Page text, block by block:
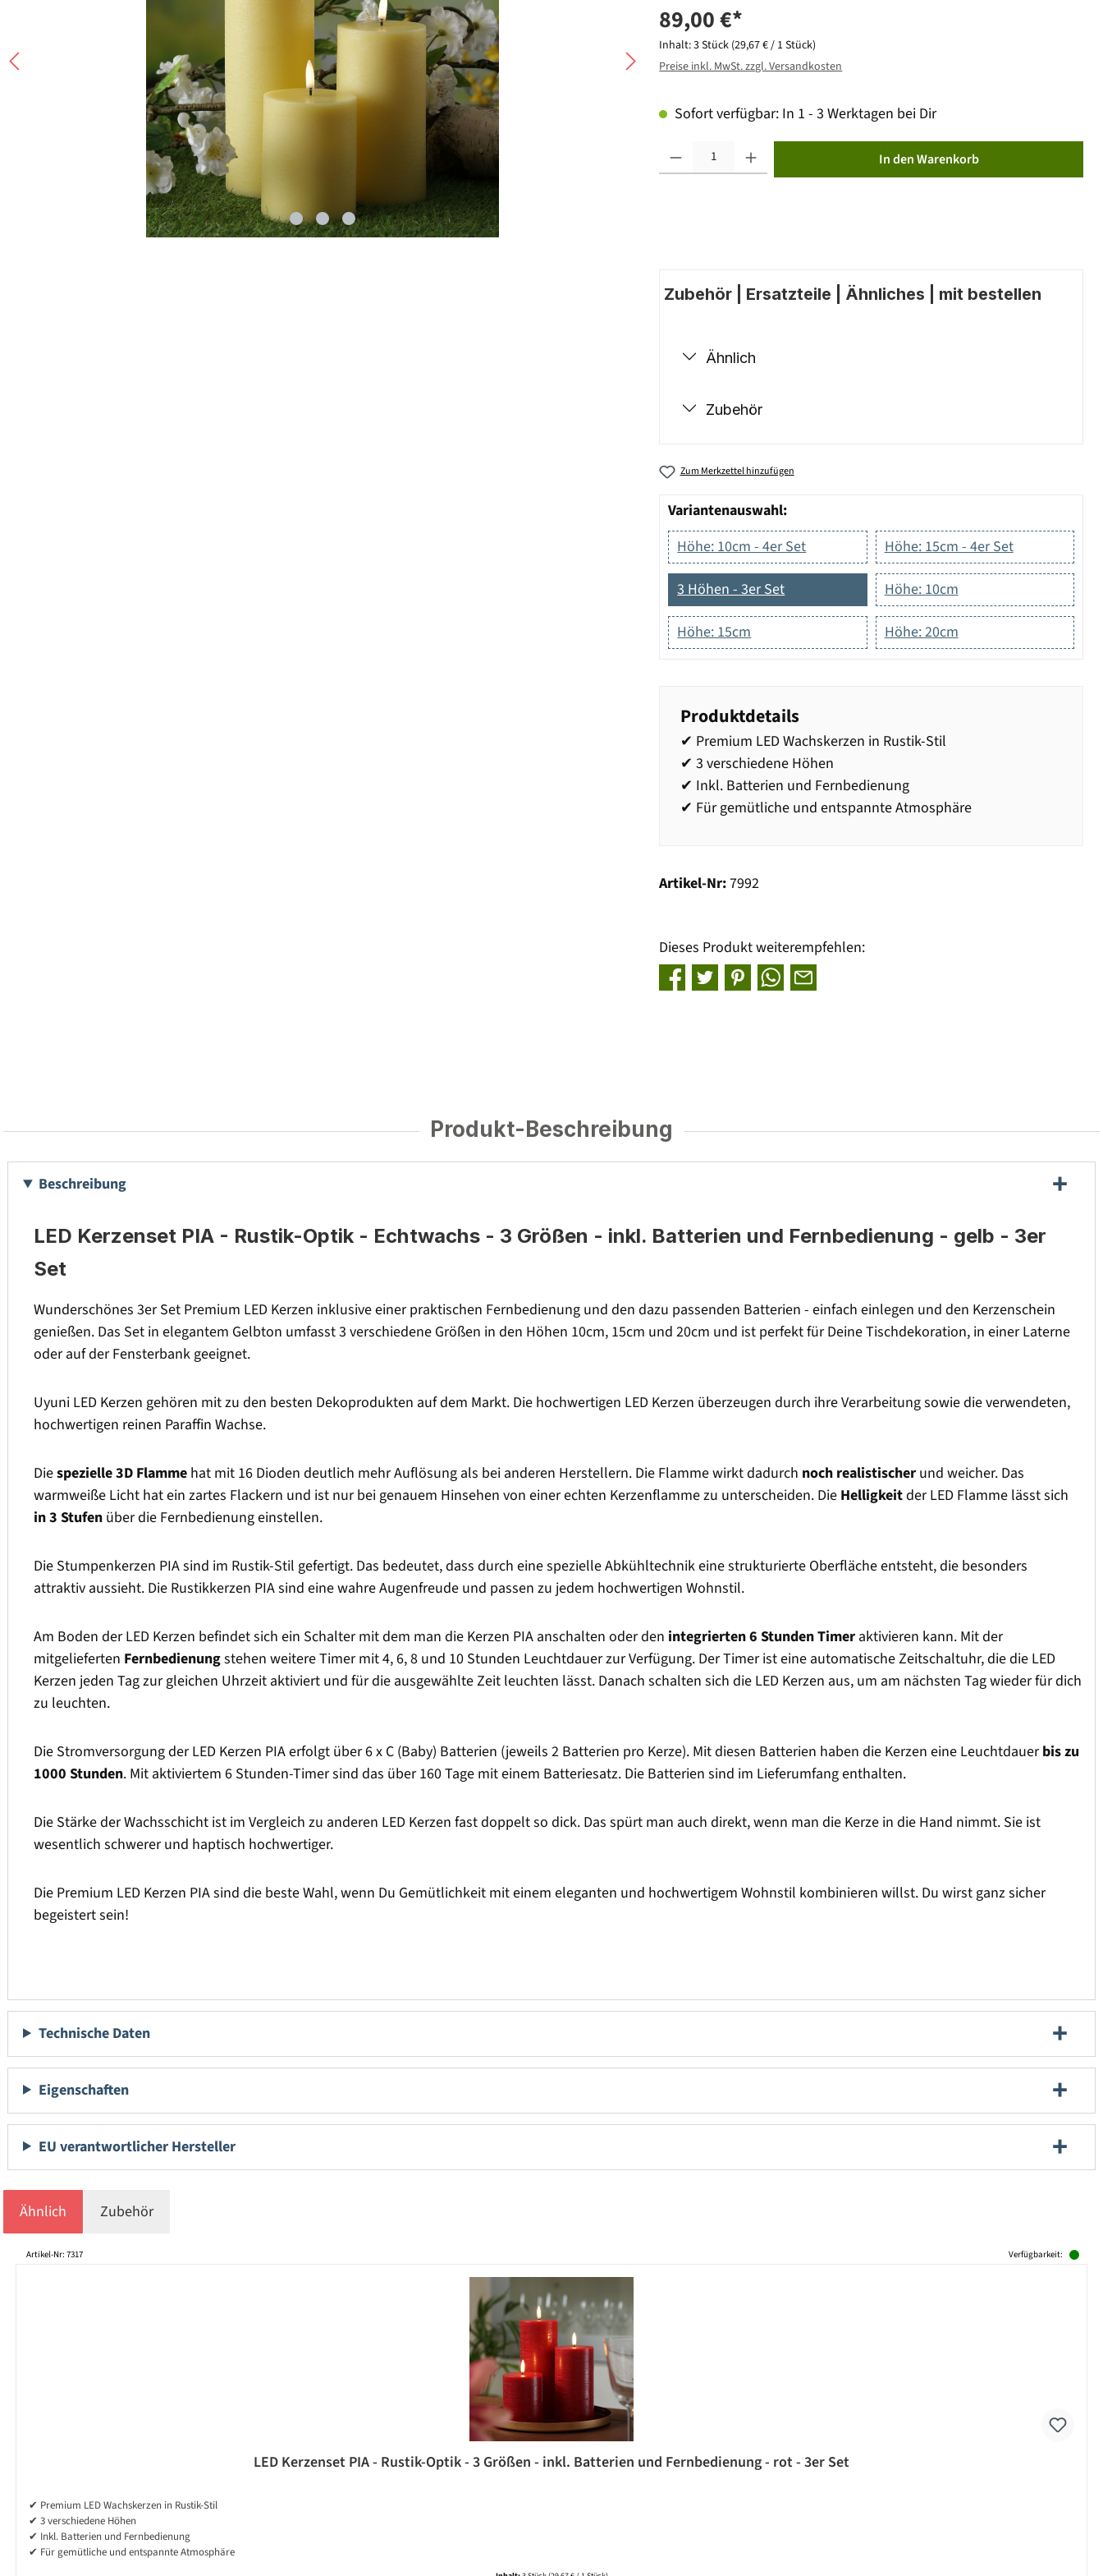
89,00 €*
Inhalt:3 Stück (29,67 € / 1 Stück)
Preise inkl. MwSt. zzgl. Versandkosten
Sofort verfügbar: In 1 - 3 Werktagen bei Dir
In den Warenkorb
Zubehör | Ersatzteile | Ähnliches | mit bestellen
Ähnlich
Zubehör
Zum Merkzettel hinzufügen
Variantenauswahl:
Höhe: 10cm - 4er Set
Höhe: 15cm - 4er Set
3 Höhen - 3er Set Höhe: 10cm
Höhe: 15cm Höhe: 20cm
Produktdetails
✔ Premium LED Wachskerzen in Rustik-Stil
✔ 3 verschiedene Höhen
✔ Inkl. Batterien und Fernbedienung
✔ Für gemütliche und entspannte Atmosphäre
Artikel-Nr:7992
Dieses Produkt weiterempfehlen:
Produkt-Beschreibung
Beschreibung
LED Kerzenset PIA - Rustik-Optik - Echtwachs - 3 Größen - inkl. Batterien und Fernbedienung - gelb - 3er
Set
Wunderschönes 3er Set Premium LED Kerzen inklusive einer praktischen Fernbedienung und den dazu passenden Batterien - einfach einlegen und den Kerzenschein
genießen. Das Set in elegantem Gelbton umfasst 3 verschiedene Größen in den Höhen 10cm, 15cm und 20cm und ist perfekt für Deine Tischdekoration, in einer Laterne
oder auf der Fensterbank geeignet.
Uyuni LED Kerzen gehören mit zu den besten Dekoprodukten auf dem Markt. Die hochwertigen LED Kerzen überzeugen durch ihre Verarbeitung sowie die verwendeten,
hochwertigen reinen Paraffin Wachse.
Diespezielle 3D Flamme hat mit 16 Dioden deutlich mehr Auflösung als bei anderen Herstellern. Die Flamme wirkt dadurch noch realistischer und weicher. Das
warmweiße Licht hat ein zartes Flackern und ist nur bei genauem Hinsehen von einer echten Kerzenflamme zu unterscheiden. Die Helligkeitder LED Flamme lässt sich
in 3 Stufen über die Fernbedienung einstellen.
Die Stumpenkerzen PIA sind im Rustik-Stil gefertigt. Das bedeutet, dass durch eine spezielle Abkühltechnik eine strukturierte Oberfläche entsteht, die besonders
attraktiv aussieht. Die Rustikkerzen PIA sind eine wahre Augenfreude und passen zu jedem hochwertigen Wohnstil.
Am Boden der LED Kerzen befindet sich ein Schalter mit dem man die Kerzen PIA anschalten oder den integrierten 6 Stunden Timer aktivieren kann. Mit der
mitgelieferten Fernbedienungstehen weitere Timer mit 4, 6, 8 und 10 Stunden Leuchtdauer zur Verfügung. Der Timer ist eine automatische Zeitschaltuhr, die die LED
Kerzen jeden Tag zur gleichen Uhrzeit aktiviert und für die ausgewählte Zeit leuchten lässt. Danach schalten sich die LED Kerzen aus, um am nächsten Tag wieder für dich
zu leuchten.
Die Stromversorgung der LED Kerzen PIA erfolgt über 6 x C (Baby) Batterien (jeweils 2 Batterien pro Kerze). Mit diesen Batterien haben die Kerzen eine Leuchtdauerbis zu
1000 Stunden. Mit aktiviertem 6 Stunden-Timer sind das über 160 Tage mit einem Batteriesatz. Die Batterien sind im Lieferumfang enthalten.
Die Stärke der Wachsschicht ist im Vergleich zu anderen LED Kerzen fast doppelt so dick. Das spürt man auch direkt, wenn man die Kerze in die Hand nimmt. Sie ist
wesentlich schwerer und haptisch hochwertiger.
Die Premium LED Kerzen PIA sind die beste Wahl, wenn Du Gemütlichkeit mit einem eleganten und hochwertigem Wohnstil kombinieren willst. Du wirst ganz sicher
begeistert sein!
Technische Daten
Eigenschaften
EU verantwortlicher Hersteller
Ähnlich Zubehör
Produktgalerie überspringen
Artikel-Nr: 7317 Verfügbarkeit:
LED Kerzenset PIA - Rustik-Optik - 3 Größen - inkl. Batterien und Fernbedienung - rot - 3er Set
✔ Premium LED Wachskerzen in Rustik-Stil
✔ 3 verschiedene Höhen
✔ Inkl. Batterien und Fernbedienung
✔ Für gemütliche und entspannte Atmosphäre